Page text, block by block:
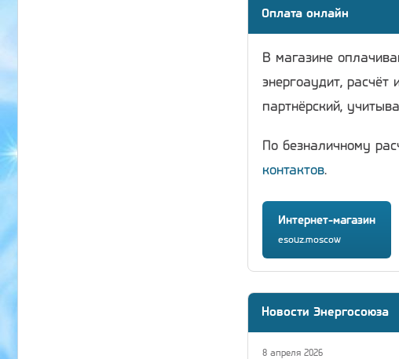
Оплата онлайн
В магазине
энергоаудит,
партнёрский,
По безналичному
контактов.
Интернет-магазин
esouz.moscow
Новости Энергосоюза
8 апреля 2026